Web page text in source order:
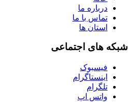
درباره ما
تماس با ما
استان ها
شبکه های اجتماعی
فیسبوک
اینستاگرام
تلگرام
واتس اپ